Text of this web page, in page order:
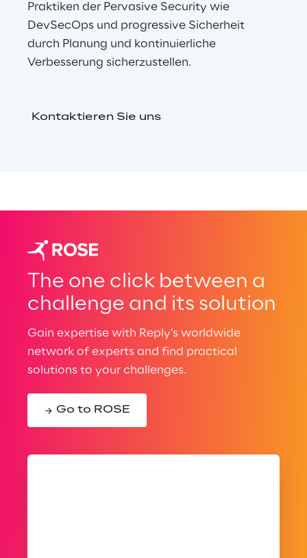
Praktiken der Pervasive Security wie
DevSecOps und progressive Sicherheit
durch Planung und kontinuierliche
Verbesserung sicherzustellen.
Kontaktieren Sie uns
The one click between a
challenge and its solution
Gain expertise with Reply’s worldwide
network of experts and find practical
solutions to your challenges.
Go to ROSE